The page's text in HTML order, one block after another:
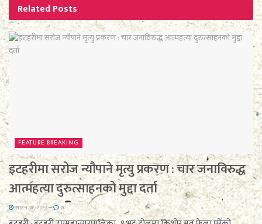
RelatedPosts
FEATURE BREAKING
इटहरीमा सरोज न्यौपाने मृत्यु प्रकरण : चार जनाविरुद्ध
आत्महत्या दुरुत्साहनको मुद्दा दर्ता
साउन २१, २०८३ 0